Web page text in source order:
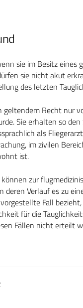
sie im Besitz eines
sie nicht akut
des letzten
geltendem Recht nur
Sie erhalten so
als
im zivilen
ist.
zur
deren Verlauf es zu
Fall
für die
Fällen nicht erteilt